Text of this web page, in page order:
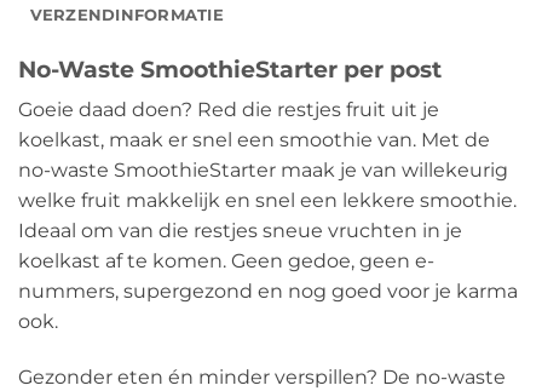
VERZENDINFORMATIE
No-Waste SmoothieStarter per post
Goeie daad doen? Red die restjes fruit uit je
koelkast, maak er snel een smoothie van. Met de
no-waste SmoothieStarter maak je van willekeurig
welke fruit makkelijk en snel een lekkere smoothie.
Ideaal om van die restjes sneue vruchten in je
koelkast af te komen. Geen gedoe, geen e-
nummers, supergezond en nog goed voor je karma
ook.
Gezonder eten én minder verspillen? De no-waste